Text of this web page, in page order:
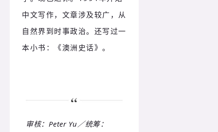
中文写作，文章涉及较广，从
自然界到时事政治。还写过一
本小书：《澳洲史话》。
审核：Peter Yu／统筹：